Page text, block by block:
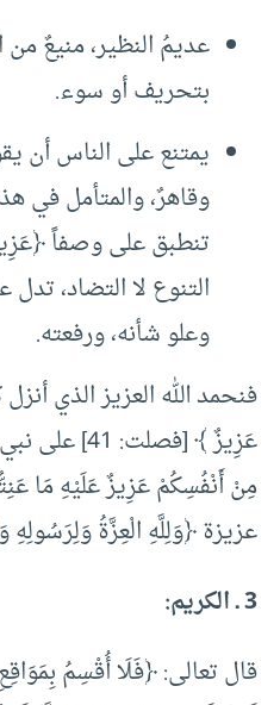
عديمُ النظير، منيعٌ
بتحريف أو سوء.
يمتنع على الناس أن
وقاهرٌ، والمتأمل في
تنطبق على وصفاً
التنوع لا التضاد،
وعلو شأنه، ورفعته.
فنحمد الله العزيز الذي
عَزِيزٌ ﴾
عزيزة ﴿وَلِلَّهِ الْعِزَّةُ وَلِرَسُولِهِ
3 ـ الكريم: